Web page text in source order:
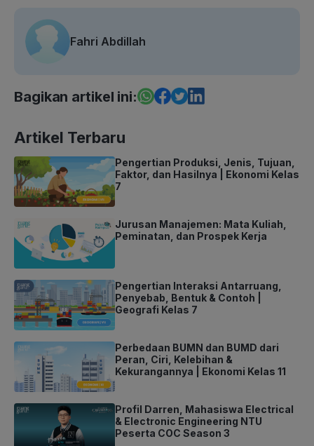
Fahri Abdillah
Bagikan artikel ini:
Artikel Terbaru
Pengertian Produksi, Jenis, Tujuan,
Faktor, dan Hasilnya | Ekonomi Kelas
7
Jurusan Manajemen: Mata Kuliah,
Peminatan, dan Prospek Kerja
Pengertian Interaksi Antarruang,
Penyebab, Bentuk & Contoh |
Geografi Kelas 7
Perbedaan BUMN dan BUMD dari
Peran, Ciri, Kelebihan &
Kekurangannya | Ekonomi Kelas 11
Profil Darren, Mahasiswa Electrical
& Electronic Engineering NTU
Peserta COC Season 3